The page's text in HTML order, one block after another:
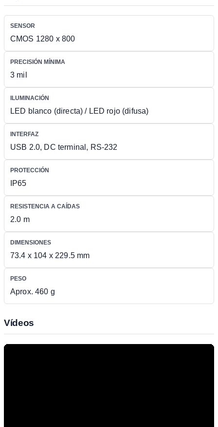
SENSOR
CMOS 1280 x 800
PRECISIÓN MÍNIMA
3 mil
ILUMINACIÓN
LED blanco (directa) / LED rojo (difusa)
INTERFAZ
USB 2.0, DC terminal, RS-232
PROTECCIÓN
IP65
RESISTENCIA A CAÍDAS
2.0 m
DIMENSIONES
73.4 x 104 x 229.5 mm
PESO
Aprox. 460 g
Vídeos